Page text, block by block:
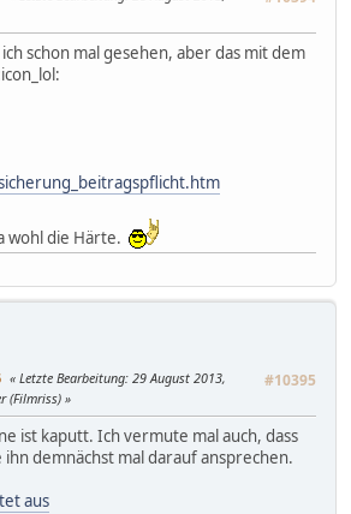
schon mal gesehen, aber das mit dem
wohl die Härte.
#10395
Letzte Bearbeitung: 29 August 2013,
(Filmriss)
ist kaputt. Ich vermute mal auch, dass
ihn demnächst mal darauf ansprechen.
aus